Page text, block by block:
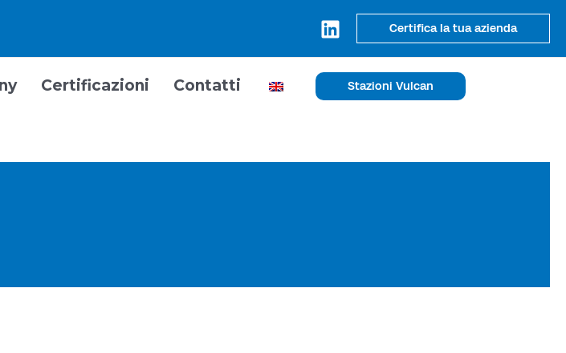
Certifica la tua azienda
Certificazioni Contatti Stazioni Vulcan